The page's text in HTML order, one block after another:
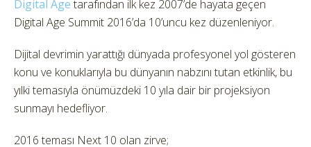
Digital Agetarafından ilk kez 2007’de hayata geçen
Digital Age Summit 2016’da 10’uncu kez düzenleniyor.
Dijital devrimin yarattığı dünyada profesyonel yol gösteren
konu ve konuklarıyla bu dünyanın nabzını tutan etkinlik, bu
yılki temasıyla önümüzdeki 10 yıla dair bir projeksiyon
sunmayı hedefliyor.
2016 teması Next 10 olan zirve;